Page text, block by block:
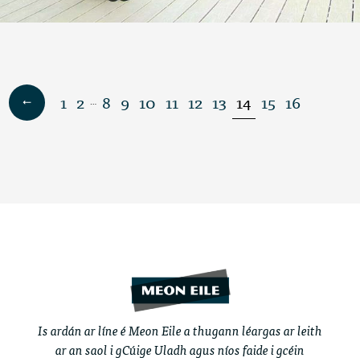
1 2 … 8 9 10 11 12 13 14 15 16
Is ardán ar líne é Meon Eile a thugann léargas ar leith
ar an saol i gCúige Uladh agus níos faide i gcéin